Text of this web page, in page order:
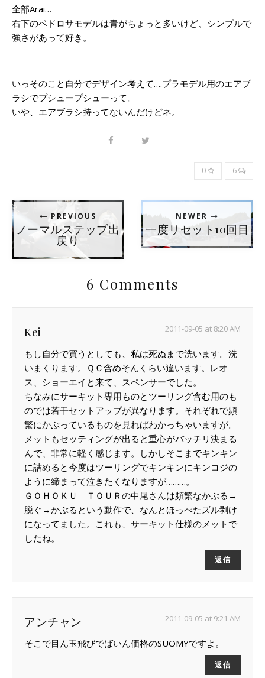
全部Arai…
右下のペドロサモデルは青がちょっと多いけど、シンプルで
強さがあって好き。
いっそのこと自分でデザイン考えて….プラモデル用のエアブ
ラシでプシュープシューって。
いや、エアブラシ持ってないんだけどネ。
0 6
PREVIOUS
ノーマルステップ出
戻り
NEWER
一度リセット10回目
6 Comments
Kei 2011-09-05 at 8:20 AM
もし自分で買うとしても、私は死ぬまで洗います。洗
いまくります。ＱＣ含めそんくらい違います。レオ
ス、ショーエイと来て、スペンサーでした。
ちなみにサーキット専用ものとツーリング含む用のも
のでは若干セットアップが異なります。それぞれで頻
繁にかぶっているものを見ればわかっちゃいますが。
メットもセッティングが出ると重心がバッチリ決まる
んで、非常に軽く感じます。しかしそこまでキンキン
に詰めると今度はツーリングでキンキンにキンコジの
ように締まって泣きたくなりますが………。
ＧＯＨＯＫＵ ＴＯＵＲの中尾さんは頻繁なかぶる→
脱ぐ→かぶるという動作で、なんとほっぺたズル剥け
になってました。これも、サーキット仕様のメットで
したね。
返信
アンチャン 2011-09-05 at 9:21 AM
そこで目ん玉飛びでばいん価格のSUOMYですよ。
返信